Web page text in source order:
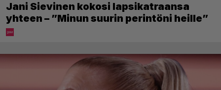
Jani Sievinen kokosi lapsikatraansa
yhteen – ”Minun suurin perintöni heille”